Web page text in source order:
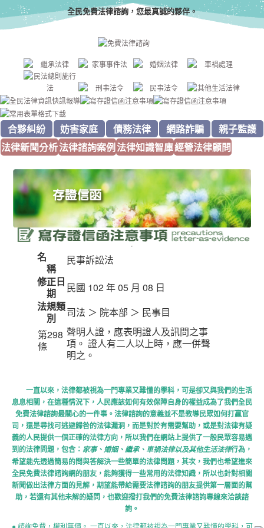
全民免費法律諮詢，您最真誠的夥伴。
合夥糾紛 妨害家庭 債務法律 網路詐騙
親子監護
法律新聞分析法律諮詢案例法律知識智庫經營法律顧問
名
稱
民事訴訟法
修正日
期
民國 102 年 05 月 08 日
法規類
別
司法 ＞ 院本部 ＞ 民事目
第298
條
聲明人證，應表明證人及訊問之事
項。 證人有二人以上時，應一併聲
明之。
一直以來，法律都被視為一門專業又難懂的學科，可是卻又與我們的生活
息息相關，在這種情況下，人民應該如何有效保障自身的權益成為了我們全民
免費法律諮詢最關心的一件事。法律諮詢的意義並不是教導民眾如何打贏官
司，還是尋找可逃避歸咎的法律漏洞，而是對於有需要幫助，或是對法律有疑
義的人民提供一個正確的法律方向，所以我們在網站上提供了一般民眾容易遇
到的法律問題，包含： 家事、婚姻、繼承、車禍法律以及其他生活法律行為，
希望能先透過簡易的問與答解決一些簡單的法律問題，其次，我們也希望進來
全民免費法律諮詢網的朋友，能夠獲得一些常用的法律知識，所以也針對相關
新聞做出法律方面的見解，期望能帶給需要法律諮詢的朋友提供第一層面的幫
助，若還有其他未解的疑問，也歡迎撥打我們的免費法律諮詢專線來洽談諮
詢。
● 諮詢免費，權利無價。 一直以來，法律都被視為一門專業又難懂的學科，可